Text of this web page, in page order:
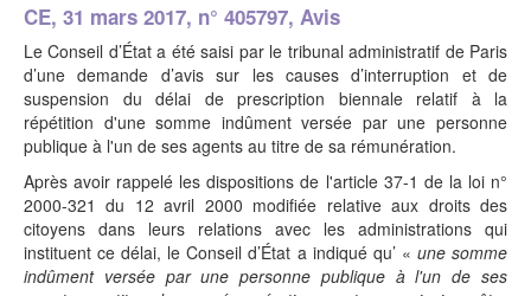
CE, 31 mars 2017, n° 405797, Avis
Le Conseil d’État a été saisi par le tribunal administratif de Paris
d’une demande d’avis sur les causes d’interruption et de
suspension du délai de prescription biennale relatif à la
répétition d'une somme indûment versée par une personne
publique à l'un de ses agents au titre de sa rémunération.
Après avoir rappelé les dispositions de l'article 37-1 de la loi n°
2000-321 du 12 avril 2000 modifiée relative aux droits des
citoyens dans leurs relations avec les administrations qui
instituent ce délai, le Conseil d’État a indiqué qu’ « une somme
indûment versée par une personne publique à l'un de ses